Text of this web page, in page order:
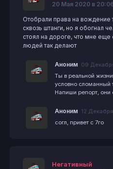
20 Мая 2020 в
Отобрали права на вождение
сквозь штанги, но я обогнал
стоял на дороге, что мне еще
людей так делают
Аноним 09
Ты в реальной
условно сломанный
Напиши репорт, они
Аноним 12
согл, привет с 7го
Негативный